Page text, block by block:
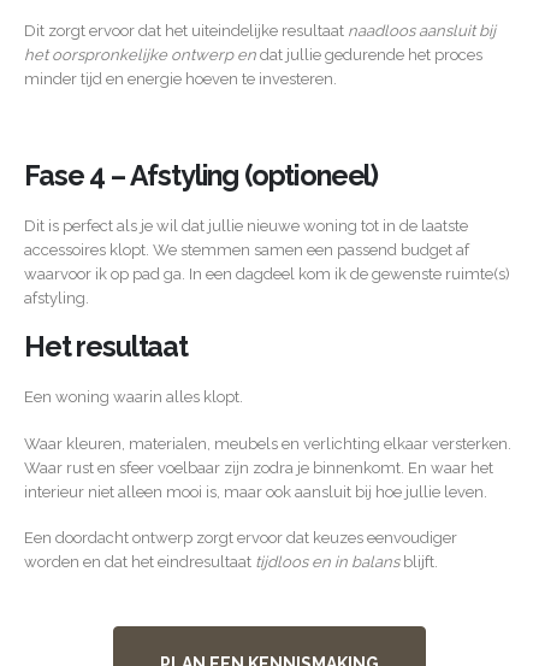
Dit zorgt ervoor dat het uiteindelijke resultaat naadloos aansluit bij
het oorspronkelijke ontwerp en dat jullie gedurende het proces
minder tijd en energie hoeven te investeren.
Fase 4 – Afstyling (optioneel)
Dit is perfect als je wil dat jullie nieuwe woning tot in de laatste
accessoires klopt. We stemmen samen een passend budget af
waarvoor ik op pad ga. In een dagdeel kom ik de gewenste ruimte(s)
afstyling.
Het resultaat
Een woning waarin alles klopt.
Waar kleuren, materialen, meubels en verlichting elkaar versterken.
Waar rust en sfeer voelbaar zijn zodra je binnenkomt. En waar het
interieur niet alleen mooi is, maar ook aansluit bij hoe jullie leven.
Een doordacht ontwerp zorgt ervoor dat keuzes eenvoudiger
worden en dat het eindresultaat tijdloos en in balansblijft.